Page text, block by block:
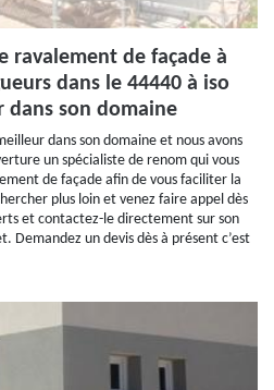
ravalement de façade à
dans le 44440 à iso
dans son domaine
dans son domaine et nous avons
un spécialiste de renom qui vous
de façade afin de vous faciliter la
plus loin et venez faire appel dès
et contactez-le directement sur son
Demandez un devis dès à présent c’est